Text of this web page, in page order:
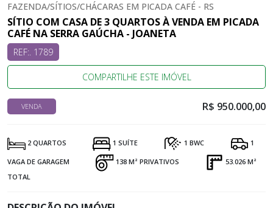
FAZENDA/SÍTIOS/CHÁCARAS EM PICADA CAFÉ - RS
SÍTIO COM CASA DE 3 QUARTOS À VENDA EM PICADA
CAFÉ NA SERRA GAÚCHA - JOANETA
REF:. 1789
COMPARTILHE ESTE IMÓVEL
VENDA R$ 950.000,00
2 QUARTOS 1 SUÍTE 1 BWC 1
VAGA DE GARAGEM 138 M² PRIVATIVOS
53.026 M²
TOTAL